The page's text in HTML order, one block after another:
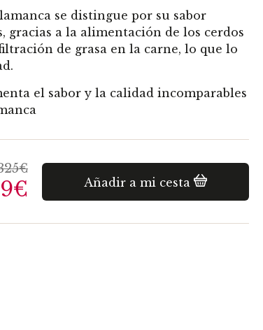
se distingue por su sabor
gracias a la alimentación de los cerdos
de grasa en la carne, lo que lo
el sabor y la calidad incomparables
Añadir a mi cesta